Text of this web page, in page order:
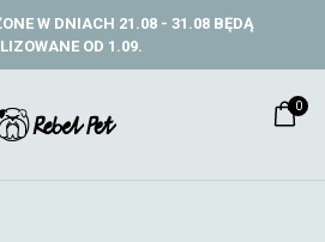
W DNIACH 21.08 - 31.08 BĘDĄ
OD 1.09.
0